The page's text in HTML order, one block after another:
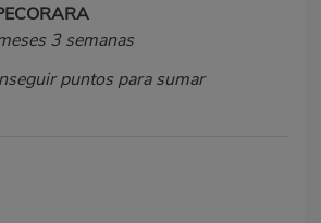
3 semanas
puntos para sumar